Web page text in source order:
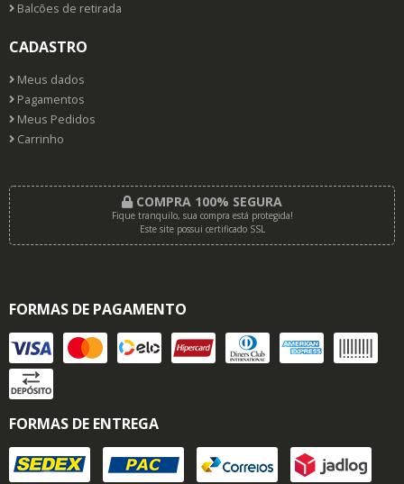
Balcões de retirada
CADASTRO
Meus dados
Pagamentos
Meus Pedidos
Carrinho
COMPRA 100% SEGURA
Fique tranquilo, sua compra está protegida!
Este site possui certificado SSL
FORMAS DE PAGAMENTO
FORMAS DE ENTREGA